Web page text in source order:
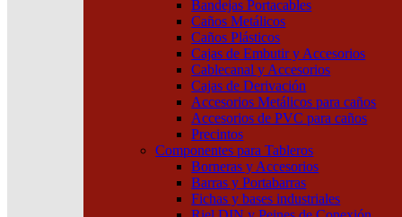
Bandejas Portacables
Caños Metálicos
Caños Plásticos
Cajas de Embutir y Accesorios
Cablecanal y Accesorios
Cajas de Derivación
Accesorios Metálicos para caños
Accesorios de PVC para caños
Precintos
Componentes para Tableros
Borneras y Accesorios
Barras y Portabarras
Fichas y bases industriales
Productos relacionados